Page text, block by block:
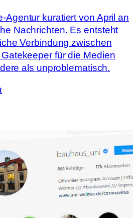
Agentur kuratiert von April an
Nachrichten. Es entsteht
Verbindung zwischen
für die Medien
als unproblematisch.